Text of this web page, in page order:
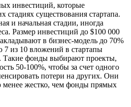
инвестиций, которые
стадиях существования стартапа.
и начальная стадии, иногда
Размер инвестиций до $100 000
в бизнес-модель до 70%
7 из 10 вложений в стартапы
Такие фонды выбирают проекты,
50-100%, чтобы за счет одного
потери на других. Они
менее жестко, чем фонды прямых